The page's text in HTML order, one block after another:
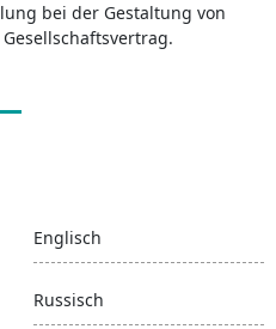
bei der Gestaltung von
Englisch
Russisch